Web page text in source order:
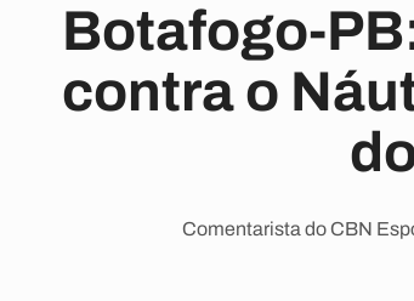
Botafogo-
contra o
Comentarista do CBN